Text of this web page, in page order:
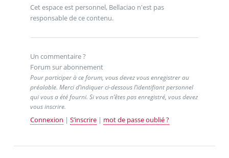
Cet espace est personnel, Bellaciao n'est pas
responsable de ce contenu.
Un commentaire ?
Forum sur abonnement
Pour participer à ce forum, vous devez vous enregistrer au
préalable. Merci d’indiquer ci-dessous l’identifiant personnel
qui vous a été fourni. Si vous n’êtes pas enregistré, vous devez
vous inscrire.
Connexion | S’inscrire| mot de passe oublié ?